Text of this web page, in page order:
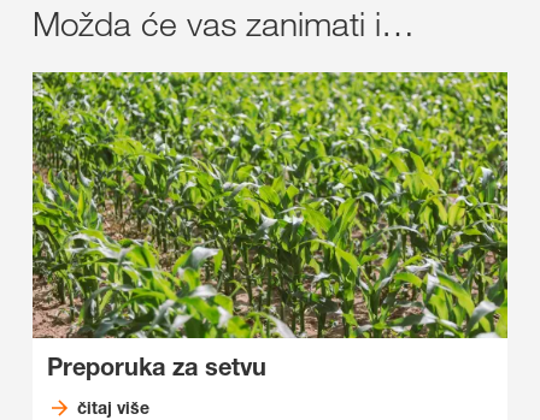
Možda će vas zanimati i…
Preporuka za setvu
čitaj više